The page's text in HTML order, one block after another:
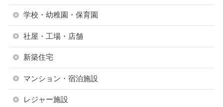
学校・幼稚園・保育園
社屋・工場・店舗
新築住宅
マンション・宿泊施設
レジャー施設